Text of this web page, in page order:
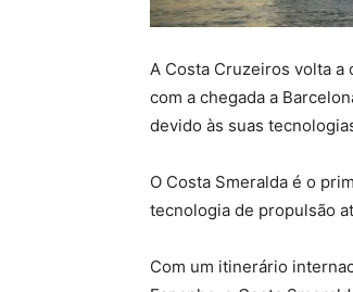
A Costa Cruzeiros volta
com a chegada a
devido às suas
O Costa Smeralda é o
tecnologia de propulsão
Com um itinerário